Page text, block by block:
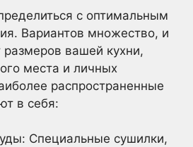
с оптимальным
Вариантов множество, и
размеров вашей кухни,
места и личных
распространенные
в себя:
Специальные сушилки,